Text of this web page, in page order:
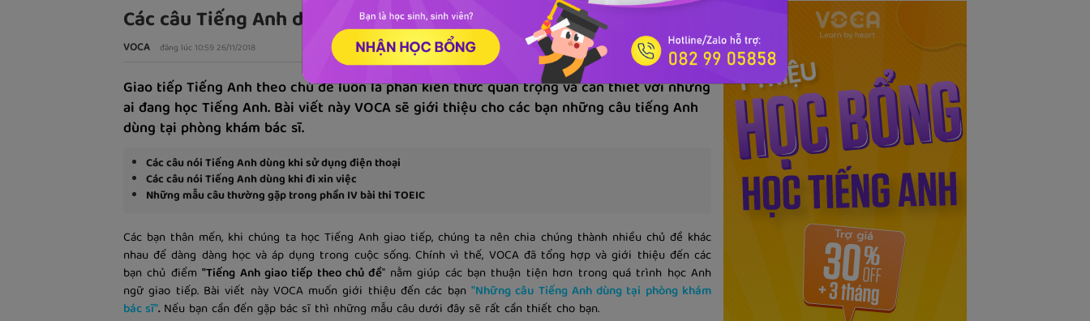
Các câu Tiếng Anh dùng tại phòng khám bác sĩ
VOCA đăng lúc 10:59 26/11/2018
Giao tiếp Tiếng Anh theo chủ đề luôn là phần kiến thức quan trọng và cần thiết với những
ai đang học Tiếng Anh. Bài viết này VOCA sẽ giới thiệu cho các bạn những câu tiếng Anh
dùng tại phòng khám bác sĩ.
Các câu nói Tiếng Anh dùng khi sử dụng điện thoại
Các câu nói Tiếng Anh dùng khi đi xin việc
Những mẫu câu thường gặp trong phần IV bài thi TOEIC
Các bạn thân mến, khi chúng ta học Tiếng Anh giao tiếp, chúng ta nên chia chúng thành nhiều chủ đề khác
nhau để dàng dàng học và áp dụng trong cuộc sống. Chính vì thế, VOCA đã tổng hợp và giới thiệu đến các
bạn chủ điểm"Tiếng Anh giao tiếp theo chủ đề" nằm giúp các bạn thuận tiện hơn trong quá trình học Anh
ngữ giao tiếp. Bài viết này VOCA muốn giới thiệu đến các bạn "Những câu Tiếng Anh dùng tại phòng khám
bác sĩ".Nếu bạn cần đến gặp bác sĩ thì những mẫu câu dưới đây sẽ rất cần thiết cho bạn.